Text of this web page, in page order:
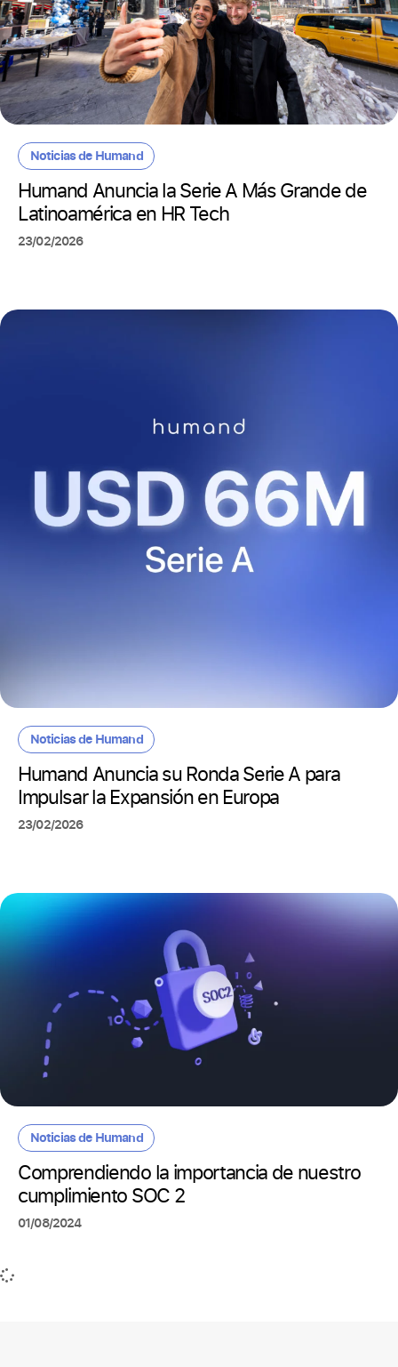
Noticias de Humand
Humand Anuncia la Serie A Más Grande de
Latinoamérica en HR Tech
23/02/2026
Noticias de Humand
Humand Anuncia su Ronda Serie A para
Impulsar la Expansión en Europa
23/02/2026
Noticias de Humand
Comprendiendo la importancia de nuestro
cumplimiento SOC 2
01/08/2024